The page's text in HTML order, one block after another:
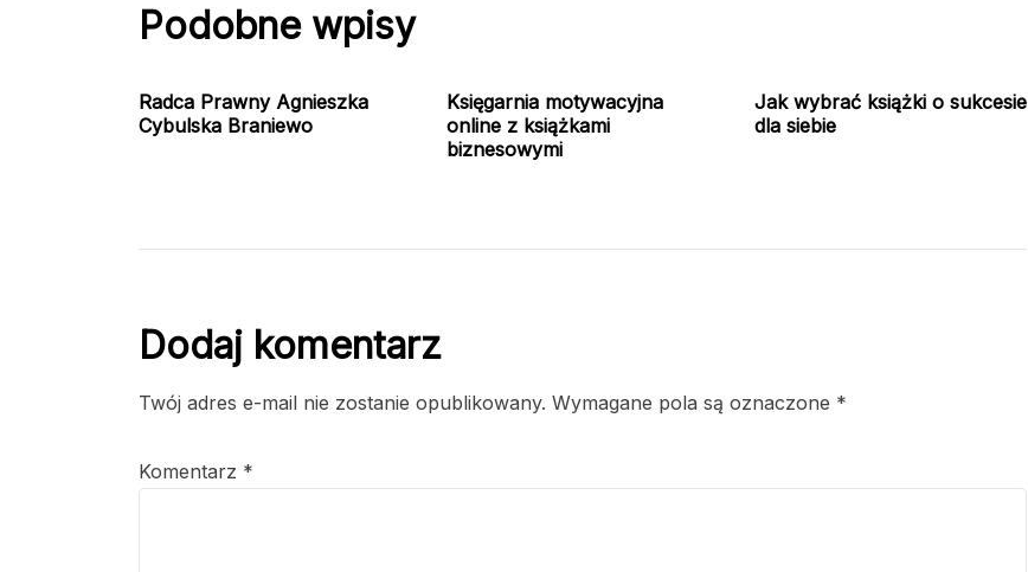
Podobne wpisy
Radca Prawny Agnieszka
Cybulska Braniewo
Księgarnia motywacyjna
online z książkami
biznesowymi
Jak wybrać książki o sukcesie
dla siebie
Dodaj komentarz
Twój adres e-mail nie zostanie opublikowany. Wymagane pola są oznaczone *
Komentarz *